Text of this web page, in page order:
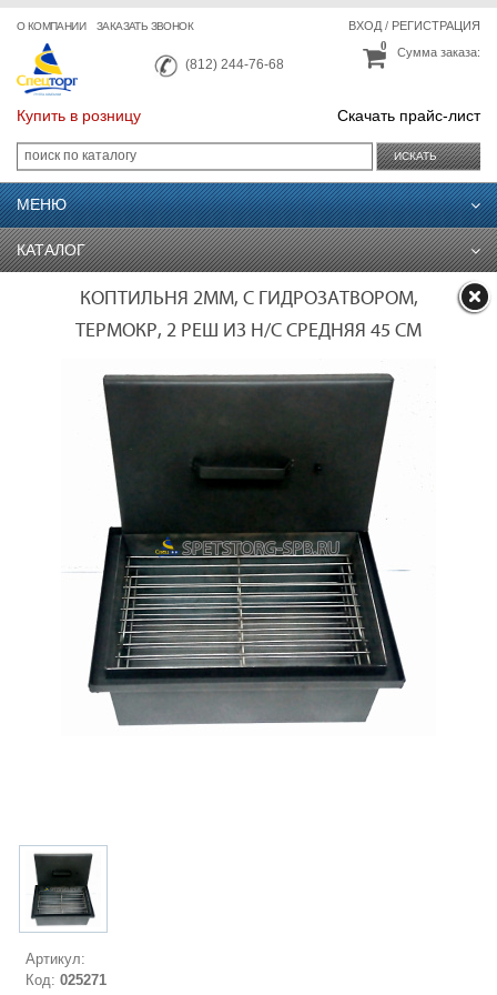
О КОМПАНИИ ЗАКАЗАТЬ ЗВОНОК
(812) 244-76-68
ВХОД/ РЕГИСТРАЦИЯ
Сумма заказа:
0
Купить в розницу Скачать прайс-лист
ИСКАТЬ
МЕНЮ
КАТАЛОГ
КОПТИЛЬНЯ 2ММ, С ГИДРОЗАТВОРОМ,
ТЕРМОКР, 2 РЕШ ИЗ Н/С СРЕДНЯЯ 45 СМ
Артикул:
Код:025271